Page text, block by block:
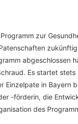
zur
abgeschlossen
Es startet
Einzelpate in Bayern
-förderin, die
des